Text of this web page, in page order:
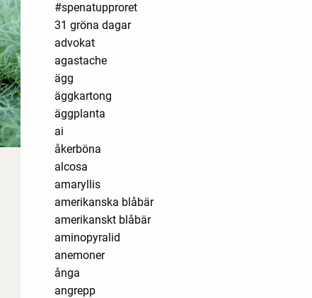
#spenatupproret
31 gröna dagar
advokat
agastache
ägg
äggkartong
äggplanta
ai
åkerböna
alcosa
amaryllis
amerikanska blåbär
amerikanskt blåbär
aminopyralid
anemoner
ånga
angrepp